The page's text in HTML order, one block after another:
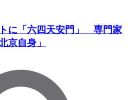
に「六四天安門」 専門家
京自身」